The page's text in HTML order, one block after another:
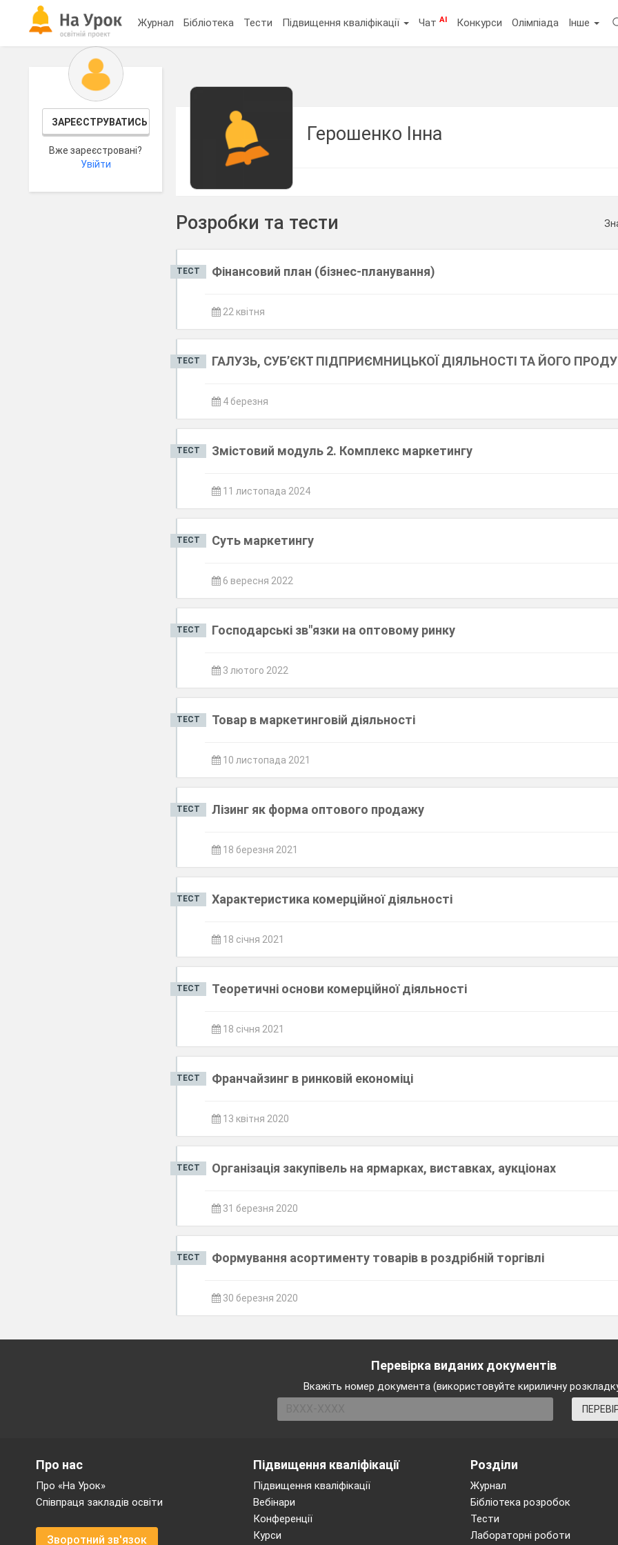
Журнал Бібліотека Тести Підвищення кваліфікації ЧатAI Конкурси Олімпіада Інше
ЗАРЕЄСТРУВАТИСЬ
Вже зареєстровані?
Увійти
Герошенко Інна
Розробки та тести
ТЕСТ Фінансовий план (бізнес-планування)
22 квітня
ТЕСТ ГАЛУЗЬ, СУБ’ЄКТ ПІДПРИЄМНИЦЬКОЇ ДІЯЛЬНОСТІ ТА ЙОГО
4 березня
ТЕСТ Змістовий модуль 2. Комплекс маркетингу
11 листопада 2024
ТЕСТ Суть маркетингу
6 вересня 2022
ТЕСТ Господарські зв"язки на оптовому ринку
3 лютого 2022
ТЕСТ Товар в маркетинговій діяльності
10 листопада 2021
ТЕСТ Лізинг як форма оптового продажу
18 березня 2021
ТЕСТ Характеристика комерційної діяльності
18 січня 2021
ТЕСТ Теоретичні основи комерційної діяльності
18 січня 2021
ТЕСТ Франчайзинг в ринковій економіці
13 квітня 2020
ТЕСТ Організація закупівель на ярмарках, виставках, аукціонах
31 березня 2020
ТЕСТ Формування асортименту товарів в роздрібній торгівлі
30 березня 2020
Перевірка виданих документів
Вкажіть номер документа (використовуйте кириличну
Підвищення кваліфікації
Підвищення кваліфікації
Вебінари
Конференції
Курси
Розділи
Журнал
Бібліотека розробок
Тести
Лабораторні роботи
Про нас
Про «На Урок»
Співпраця закладів освіти
Зворотний зв'язок